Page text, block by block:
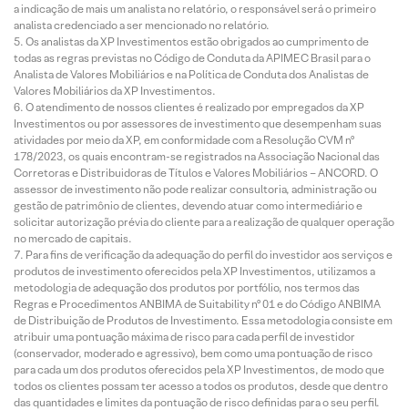
a indicação de mais um analista no relatório, o responsável será o primeiro
analista credenciado a ser mencionado no relatório.
Os analistas da XP Investimentos estão obrigados ao cumprimento de
todas as regras previstas no Código de Conduta da APIMEC Brasil para o
Analista de Valores Mobiliários e na Política de Conduta dos Analistas de
Valores Mobiliários da XP Investimentos.
O atendimento de nossos clientes é realizado por empregados da XP
Investimentos ou por assessores de investimento que desempenham suas
atividades por meio da XP, em conformidade com a Resolução CVM nº
178/2023, os quais encontram-se registrados na Associação Nacional das
Corretoras e Distribuidoras de Títulos e Valores Mobiliários – ANCORD. O
assessor de investimento não pode realizar consultoria, administração ou
gestão de patrimônio de clientes, devendo atuar como intermediário e
solicitar autorização prévia do cliente para a realização de qualquer operação
no mercado de capitais.
Para fins de verificação da adequação do perfil do investidor aos serviços e
produtos de investimento oferecidos pela XP Investimentos, utilizamos a
metodologia de adequação dos produtos por portfólio, nos termos das
Regras e Procedimentos ANBIMA de Suitability nº 01 e do Código ANBIMA
de Distribuição de Produtos de Investimento. Essa metodologia consiste em
atribuir uma pontuação máxima de risco para cada perfil de investidor
(conservador, moderado e agressivo), bem como uma pontuação de risco
para cada um dos produtos oferecidos pela XP Investimentos, de modo que
todos os clientes possam ter acesso a todos os produtos, desde que dentro
das quantidades e limites da pontuação de risco definidas para o seu perfil.